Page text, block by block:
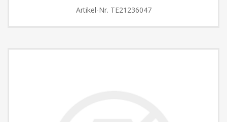
Artikel-Nr. TE21236047